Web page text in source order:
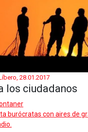
28.01.2017
los ciudadanos
burócratas con aires de